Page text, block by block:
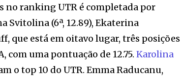
no ranking UTR é completada por
Svitolina (6ª, 12.89), Ekaterina
que está em oitavo lugar, três posições
com uma pontuação de 12.75.Karolina
o top 10 do UTR. Emma Raducanu,